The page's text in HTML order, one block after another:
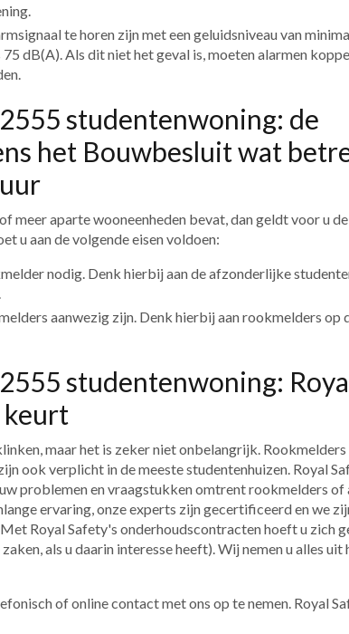
te horen zijn met een geluidsniveau van
dB(A). Als dit niet het geval is, moeten alarmen
studentenwoning: de
het Bouwbesluit wat
meer aparte wooneenheden bevat, dan geldt voor u
u aan de volgende eisen voldoen:
nodig. Denk hierbij aan de afzonderlijke
aanwezig zijn. Denk hierbij aan rookmelders op
studentenwoning:
keurt
maar het is zeker niet onbelangrijk.
ook verplicht in de meeste studentenhuizen. Royal
problemen en vraagstukken omtrent rookmelders of
ervaring, onze experts zijn gecertificeerd en we
Royal Safety's onderhoudscontracten hoeft u zich
als u daarin interesse heeft). Wij nemen u alles uit
of online contact met ons op te nemen. Royal